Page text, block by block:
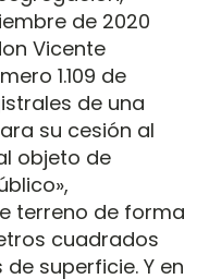
de 2020
Vicente
1.109 de
de una
su cesión al
objeto de
terreno de forma
cuadrados
superficie. Y en